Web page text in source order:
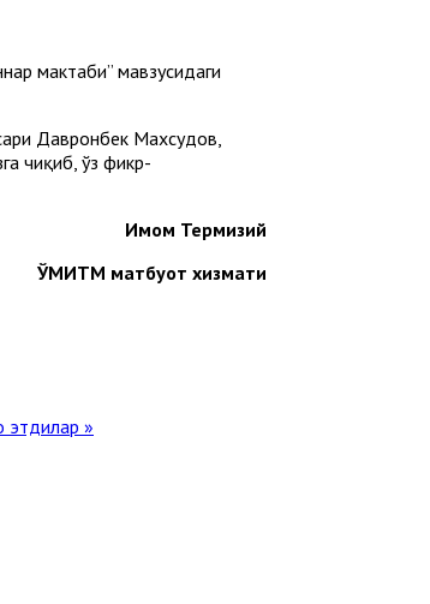
мактаби” мавзусидаги
Давронбек Махсудов,
чиқиб, ўз фикр-
Имом Термизий
ЎМИТМ матбуот хизмати
этдилар »